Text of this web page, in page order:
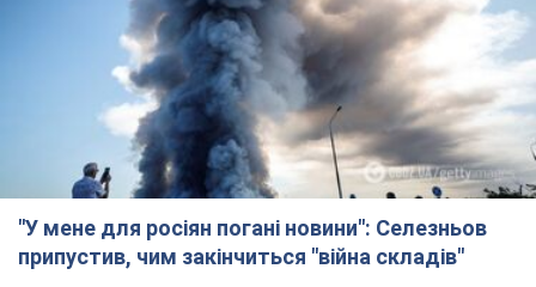
"У мене для росіян погані новини": Селезньов
припустив, чим закінчиться "війна складів"